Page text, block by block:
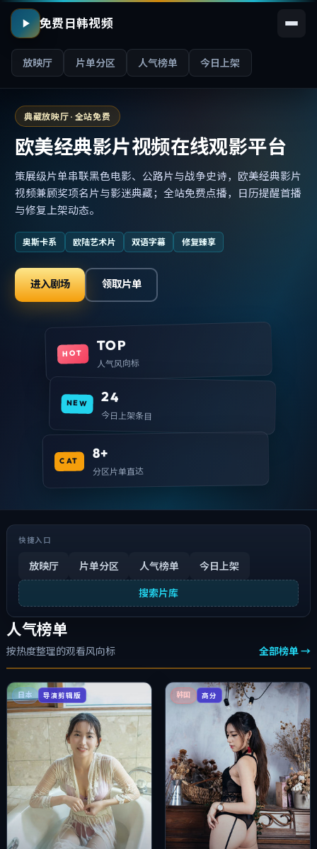
免费日韩视频
放映厅 片单分区 人气榜单 今日上架
典藏放映厅 · 全站免费
欧美经典影片视频在线观影平台
策展级片单串联黑色电影、公路片与战争史诗，欧美经典影片
视频兼顾奖项名片与影迷典藏；全站免费点播，日历提醒首播
与修复上架动态。
奥斯卡系 欧陆艺术片 双语字幕 修复臻享
进入剧场 领取片单
HOT TOP
人气风向标
NEW 24
今日上架条目
CAT 8+
分区片单直达
快捷入口
放映厅 片单分区 人气榜单 今日上架
搜索片库
人气榜单
按热度整理的观看风向标 全部榜单 →
日本 导演剪辑版 韩国 高分